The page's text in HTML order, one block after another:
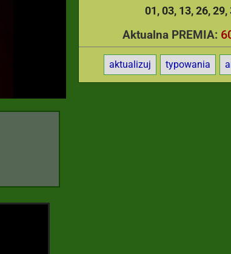
01 03 13 26 29
Aktualna PREMIA:
aktualizuj typowania